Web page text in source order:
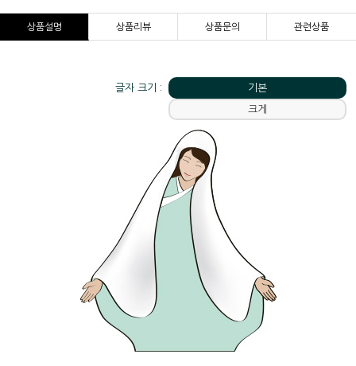
상품설명 상품리뷰 상품문의 관련상품
글자 크기 : 기본
크게